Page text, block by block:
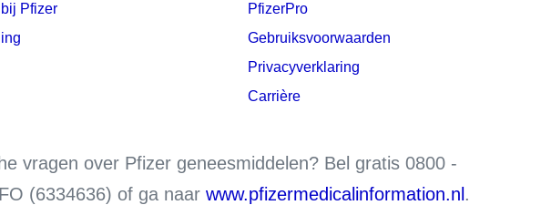
Pfizer
PfizerPro
Gebruiksvoorwaarden
Privacyverklaring
Carrière
vragen over Pfizer geneesmiddelen? Bel gratis 0800 -
(6334636) of ga naar www.pfizermedicalinformation.nl .